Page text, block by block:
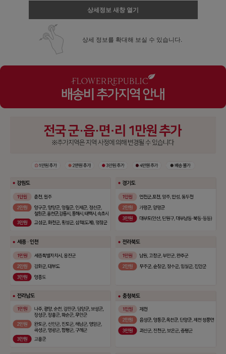
상세정보 새창 열기
상세 정보를 확대해 보실 수 있습니다.